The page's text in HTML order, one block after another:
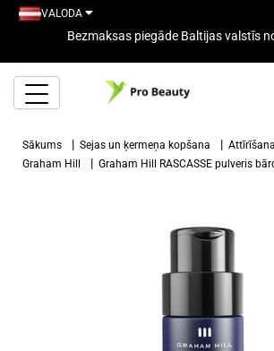
VALODA
Bezmaksas piegāde Baltijas valstīs
Sākums Sejas un ķermeņa kopšana
Graham Hill
Graham Hill RASCASSE pulveris